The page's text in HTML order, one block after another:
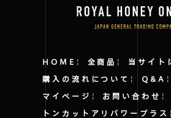
HOME 全商品 当サイト
購入の流れについて Q&A
マイページ お問い合わせ
トンカットアリパワープラス